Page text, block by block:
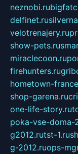
neznobi.ru
delfinet.ru
velotrenajery.ru
show-pets.ru
miraclecoon.ru
firehunters.ru
hometown-
shop-garena.ru
one-life-story.ru
poka-vse-doma-
g2012.rutst-1.ru
g-2012.ruops-